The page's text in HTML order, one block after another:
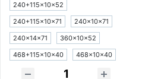
240+115×10×52
240+115×10×71
240×10×71
240×14×71
360×10×52
468+115×10×40
468×10×40